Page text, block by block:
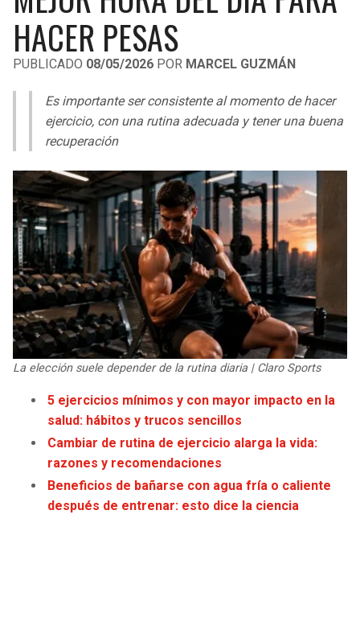
LIGA DE EXPANSIÓN MX
LEAGUES CUP
UEFA EUROPA LEAGUE
UEFA CONFERENCE LEAGUE
COPA LIBERTADORES
COPA SUDAMERICANA
LIGA BETPLAY
OTRAS LIGAS
RAIDERS
RAVENS
BROWNS
STEELERS
TEXANS
COLTS
JAGUARS
TITANS
COWBOYS
GIANTS
CAVALIERS
PACERS
HAWKS
HORNETS
HEAT
MAGIC
WIZARDS
WARRIORS
CLIPPERS
LAKERS
HACER PESAS
PUBLICADO 08/05/2026 POR MARCEL GUZMÁN
Es importante ser consistente al momento de hacer
ejercicio, con una rutina adecuada y tener una buena
recuperación
La elección suele depender de la rutina diaria | Claro Sports
5 ejercicios mínimos y con mayor impacto en la
salud: hábitos y trucos sencillos
Cambiar de rutina de ejercicio alarga la vida:
razones y recomendaciones
Beneficios de bañarse con agua fría o caliente
después de entrenar: esto dice la ciencia